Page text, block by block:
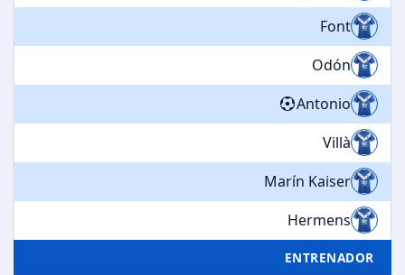
Font
Odón
Antonio
Villà
Marín Kaiser
Hermens
ENTRENADOR